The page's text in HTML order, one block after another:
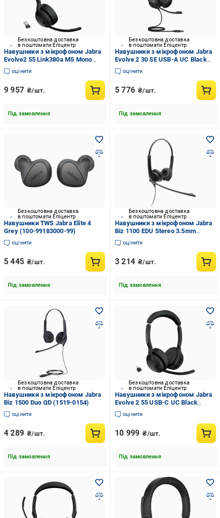
Безкоштовна доставка
в поштомати Епіцентр
Навушники з мікрофоном Jabra
Evolve2 55 Link380a MS Mono
Black (25599-899-999)
оцінити
9 957 ₴/шт.
Під замовлення
Безкоштовна доставка
в поштомати Епіцентр
Навушники з мікрофоном Jabra
Evolve 2 30 SE USB-A UC Black
(23189-989-979)
оцінити
5 776 ₴/шт.
Під замовлення
Безкоштовна доставка
в поштомати Епіцентр
Навушники TWS Jabra Elite 4
Grey (100-99183000-99)
оцінити
5 445 ₴/шт.
Під замовлення
Безкоштовна доставка
в поштомати Епіцентр
Навушники з мікрофоном Jabra
Biz 1100 EDU Stereo 3.5mm
(1159-0139-EDU)
оцінити
3 214 ₴/шт.
Під замовлення
Безкоштовна доставка
в поштомати Епіцентр
Навушники з мікрофоном Jabra
Biz 1500 Duo QD (1519-0154)
оцінити
4 289 ₴/шт.
Під замовлення
Безкоштовна доставка
в поштомати Епіцентр
Навушники з мікрофоном Jabra
Evolve 2 55 USB-C UC Black
(25599-989-899)
оцінити
10 999 ₴/шт.
Під замовлення